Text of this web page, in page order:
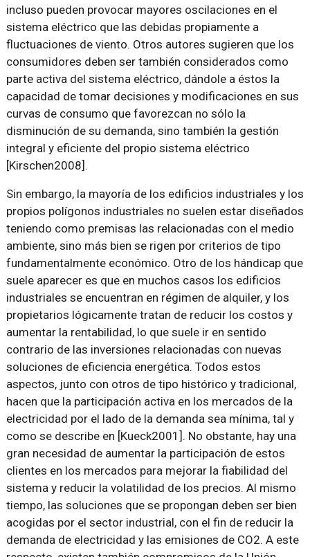
incluso pueden provocar mayores oscilaciones en el
sistema eléctrico que las debidas propiamente a
fluctuaciones de viento. Otros autores sugieren que los
consumidores deben ser también considerados como
parte activa del sistema eléctrico, dándole a éstos la
capacidad de tomar decisiones y modificaciones en sus
curvas de consumo que favorezcan no sólo la
disminución de su demanda, sino también la gestión
integral y eficiente del propio sistema eléctrico
[Kirschen2008].
Sin embargo, la mayoría de los edificios industriales y los
propios polígonos industriales no suelen estar diseñados
teniendo como premisas las relacionadas con el medio
ambiente, sino más bien se rigen por criterios de tipo
fundamentalmente económico. Otro de los hándicap que
suele aparecer es que en muchos casos los edificios
industriales se encuentran en régimen de alquiler, y los
propietarios lógicamente tratan de reducir los costos y
aumentar la rentabilidad, lo que suele ir en sentido
contrario de las inversiones relacionadas con nuevas
soluciones de eficiencia energética. Todos estos
aspectos, junto con otros de tipo histórico y tradicional,
hacen que la participación activa en los mercados de la
electricidad por el lado de la demanda sea mínima, tal y
como se describe en [Kueck2001]. No obstante, hay una
gran necesidad de aumentar la participación de estos
clientes en los mercados para mejorar la fiabilidad del
sistema y reducir la volatilidad de los precios. Al mismo
tiempo, las soluciones que se propongan deben ser bien
acogidas por el sector industrial, con el fin de reducir la
demanda de electricidad y las emisiones de CO2. A este